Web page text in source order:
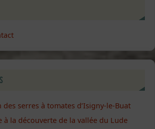
des serres à tomates d’Isigny-le-Buat
à la découverte de la vallée du Lude